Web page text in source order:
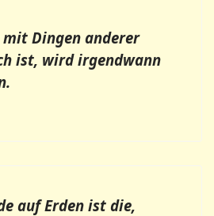
mit Dingen anderer
ist, wird irgendwann
auf Erden ist die,